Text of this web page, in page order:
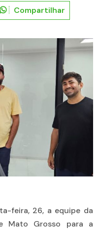
Compartilhar
feira, 26, a equipe da
Mato Grosso para a